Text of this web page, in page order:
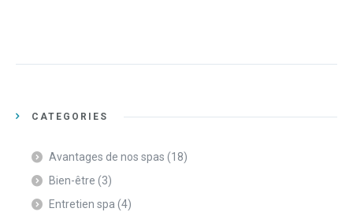
CATEGORIES
Avantages de nos spas (18)
Bien-être (3)
Entretien spa (4)